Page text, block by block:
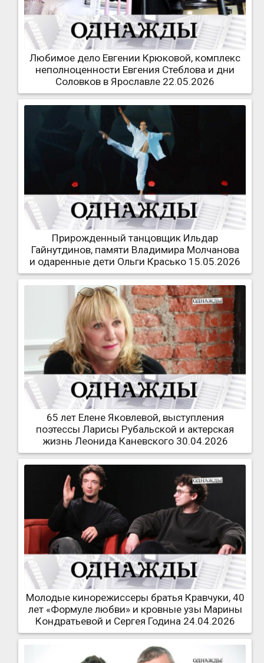
Любимое дело Евгении Крюковой, комплекс
неполноценности Евгения Стеблова и дни
Соловков в Ярославле 22.05.2026
Прирожденный танцовщик Ильдар
Гайнутдинов, памяти Владимира Молчанова
и одаренные дети Ольги Красько 15.05.2026
65 лет Елене Яковлевой, выступления
поэтессы Ларисы Рубальской и актерская
жизнь Леонида Каневского 30.04.2026
Молодые кинорежиссеры братья Кравчуки, 40
лет «Формуле любви» и кровные узы Марины
Кондратьевой и Сергея Година 24.04.2026